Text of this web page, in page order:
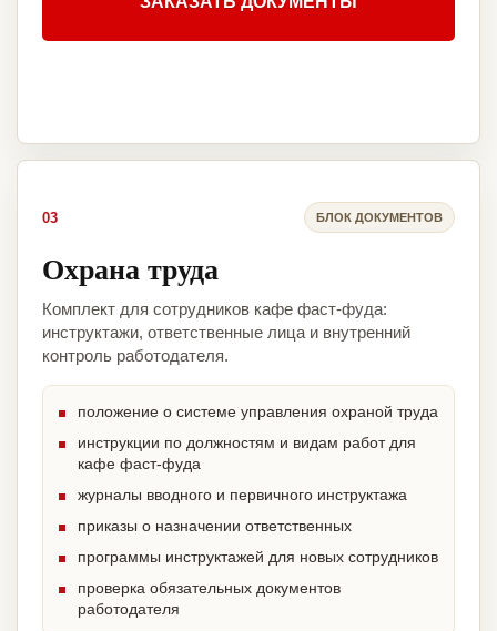
03 БЛОК ДОКУМЕНТОВ
Охрана труда
Комплект для сотрудников кафе фаст-фуда:
инструктажи, ответственные лица и внутренний
контроль работодателя.
положение о системе управления охраной труда
инструкции по должностям и видам работ для
кафе фаст-фуда
журналы вводного и первичного инструктажа
приказы о назначении ответственных
программы инструктажей для новых сотрудников
проверка обязательных документов
работодателя